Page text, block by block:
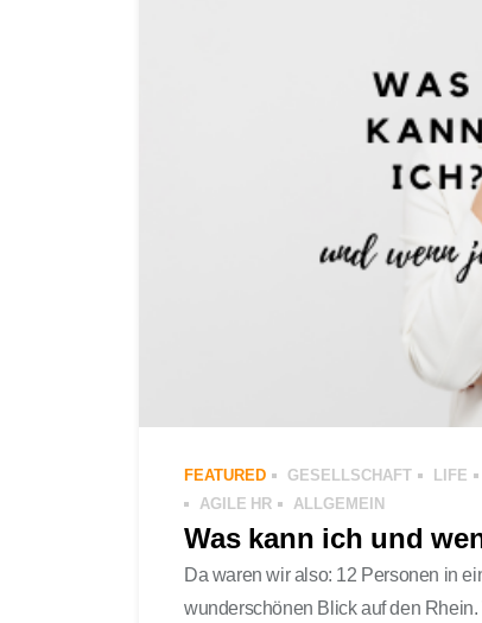
FEATURED GESELLSCHAFT LIFE
AGILE HR
ALLGEMEIN
Was kann ich und
Da waren wir also: 12 Personen in
wunderschönen Blick auf den